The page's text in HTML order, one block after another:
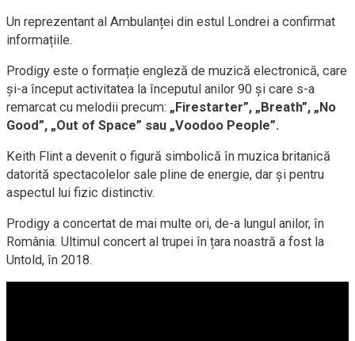
Un reprezentant al Ambulanței din estul Londrei a confirmat
informațiile.
Prodigy este o formație engleză de muzică electronică, care
și-a început activitatea la începutul anilor 90 și care s-a
remarcat cu melodii precum: „Firestarter”, „Breath”, „No
Good”, „Out of Space” sau „Voodoo People”.
Keith Flint a devenit o figură simbolică în muzica britanică
datorită spectacolelor sale pline de energie, dar și pentru
aspectul lui fizic distinctiv.
Prodigy a concertat de mai multe ori, de-a lungul anilor, în
România. Ultimul concert al trupei în țara noastră a fost la
Untold, în 2018.